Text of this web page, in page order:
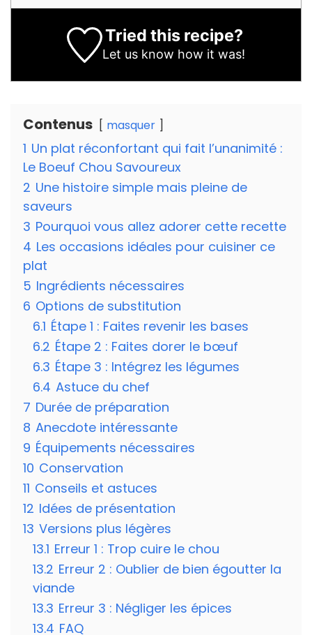
Tried this recipe?
Let us know how it was!
Contenus masquer
1 Un plat réconfortant qui fait l’unanimité :
Le Boeuf Chou Savoureux
2 Une histoire simple mais pleine de
saveurs
3 Pourquoi vous allez adorer cette recette
4 Les occasions idéales pour cuisiner ce
plat
5 Ingrédients nécessaires
6 Options de substitution
6.1 Étape 1 : Faites revenir les bases
6.2 Étape 2 : Faites dorer le bœuf
6.3 Étape 3 : Intégrez les légumes
6.4 Astuce du chef
7 Durée de préparation
8 Anecdote intéressante
9 Équipements nécessaires
10 Conservation
11 Conseils et astuces
12 Idées de présentation
13 Versions plus légères
13.1 Erreur 1 : Trop cuire le chou
13.2 Erreur 2 : Oublier de bien égoutter la
viande
13.3 Erreur 3 : Négliger les épices
13.4 FAQ